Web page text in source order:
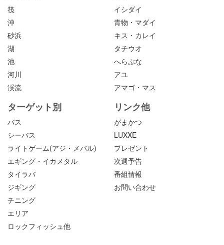
筏
沖
砂浜
湖
池
河川
渓流
イシダイ
青物・マダイ
キス・カレイ
タチウオ
へらぶな
アユ
アマゴ・マス
ターゲット別
バス
シーバス
ライトゲーム(アジ・メバル)
エギング・イカメタル
タイラバ
ジギング
チニング
エリア
ロックフィッシュ他
リンク他
がまかつ
LUXXE
プレゼント
次週予告
番組情報
お問い合わせ